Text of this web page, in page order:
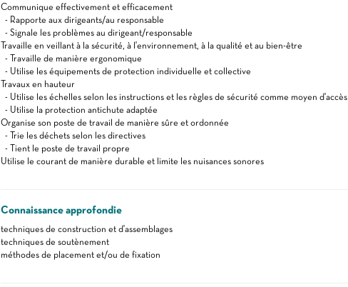
Communique effectivement et efficacement
- Rapporte aux dirigeants/au responsable
- Signale les problèmes au dirigeant/responsable
Travaille en veillant à la sécurité, à l'environnement, à la qualité et au bien-être
- Travaille de manière ergonomique
- Utilise les équipements de protection individuelle et collective
Travaux en hauteur
- Utilise les échelles selon les instructions et les règles de sécurité comme moyen d'accès
- Utilise la protection antichute adaptée
Organise son poste de travail de manière sûre et ordonnée
- Trie les déchets selon les directives
- Tient le poste de travail propre
Utilise le courant de manière durable et limite les nuisances sonores
Connaissance approfondie
techniques de construction et d'assemblages
techniques de soutènement
méthodes de placement et/ou de fixation